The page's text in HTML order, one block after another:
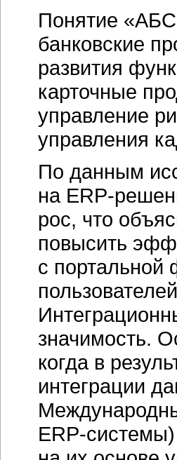
Понятие
банковские
развития
карточные
управление
управления
По данным
на ERP-
рос, что
повысить
с портальной
значимость.
когда в
интеграции
ERP-системы)